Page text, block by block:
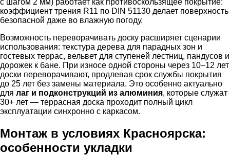
с шагом 2 мм) работает как противоскользящее покрытие:
коэффициент трения R11 по DIN 51130 делает поверхность
безопасной даже во влажную погоду.
Возможность переворачивать доску расширяет сценарии
использования: текстура дерева для парадных зон и
гостевых террас, вельвет для ступеней лестниц, пандусов и
дорожек к бане. При износе одной стороны через 10–12 лет
доски переворачивают, продлевая срок службы покрытия
до 25 лет без замены материала. Это особенно актуально
для лаг и подконструкций из алюминия, которые служат
30+ лет — террасная доска проходит полный цикл
эксплуатации синхронно с каркасом.
Монтаж в условиях Красноярска:
особенности укладки